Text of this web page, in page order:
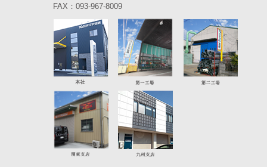
(5)
(5)
(2)
(6)
2022年12月(5)
FAX：093-967-8009